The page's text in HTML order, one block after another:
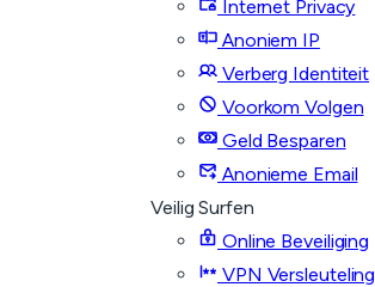
Internet Privacy
Anoniem IP
Verberg Identiteit
Voorkom Volgen
Geld Besparen
Anonieme Email
Veilig Surfen
Online Beveiliging
VPN Versleuteling